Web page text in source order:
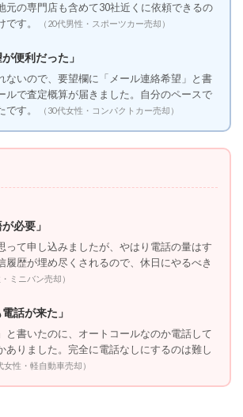
元の専門店も含めて30社近くに依頼できるの
です。
（20代男性・スポーツカー売却）
便利だった」
ないので、要望欄に「メール連絡希望」と書
ルで査定概算が届きました。自分のペースで
です。
（30代女性・コンパクトカー売却）
必要」
って申し込みましたが、やはり電話の量はす
履歴が埋め尽くされるので、休日にやるべき
ミニバン売却）
話が来た」
と書いたのに、オートコールなのか電話して
ありました。完全に電話なしにするのは難し
女性・軽自動車売却）